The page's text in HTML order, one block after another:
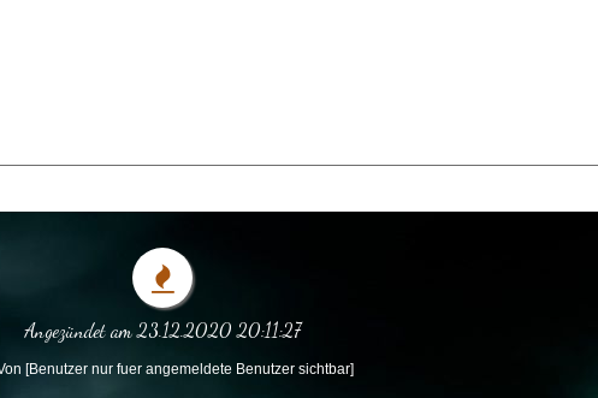
Angezündet am 23.12.2020 20:11:27
[Benutzer nur fuer angemeldete Benutzer sichtbar]